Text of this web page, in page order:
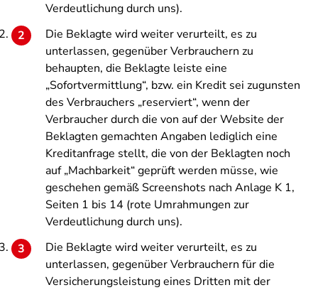
Verdeutlichung durch uns).
Die Beklagte wird weiter verurteilt, es zu
unterlassen, gegenüber Verbrauchern zu
behaupten, die Beklagte leiste eine
„Sofortvermittlung“, bzw. ein Kredit sei zugunsten
des Verbrauchers „reserviert“, wenn der
Verbraucher durch die von auf der Website der
Beklagten gemachten Angaben lediglich eine
Kreditanfrage stellt, die von der Beklagten noch
auf „Machbarkeit“ geprüft werden müsse, wie
geschehen gemäß Screenshots nach Anlage K 1,
Seiten 1 bis 14 (rote Umrahmungen zur
Verdeutlichung durch uns).
Die Beklagte wird weiter verurteilt, es zu
unterlassen, gegenüber Verbrauchern für die
Versicherungsleistung eines Dritten mit der